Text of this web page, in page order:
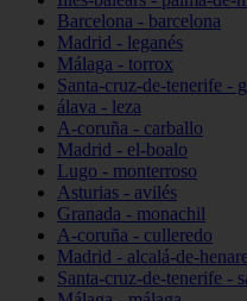
Barcelona - barcelona
Madrid - leganés
Málaga - torrox
Santa-cruz-de-tenerife -
álava - leza
A-coruña - carballo
Madrid - el-boalo
Lugo - monterroso
Asturias - avilés
Granada - monachil
A-coruña - culleredo
Madrid - alcalá-de-
Santa-cruz-de-tenerife -